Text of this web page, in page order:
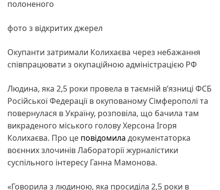
полоненого
фото з відкритих джерел
Окупанти затримали Колихаєва через небажання
співпрацювати з окупаційною адміністрацією РФ
Людина, яка 2,5 роки провела в таємній в’язниці ФСБ
Російської Федерації в окупованому Сімферополі та
повернулася в Україну, розповіла, що бачила там
викраденого міського голову Херсона Ігоря
Колихаєва. Про це повідомила документаторка
воєнних злочинів Лабораторії журналістики
суспільного інтересу Ганна Мамонова.
«Говорила з людиною, яка просиділа 2,5 роки в